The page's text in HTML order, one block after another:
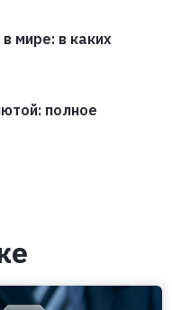
мире: в каких
полное